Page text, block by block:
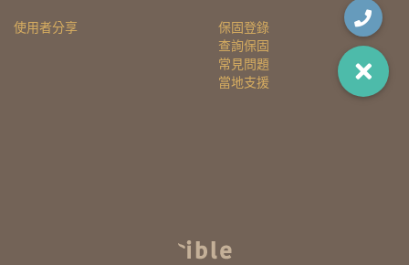
使用者分享
保固登錄
查詢保固
常見問題
當地支援